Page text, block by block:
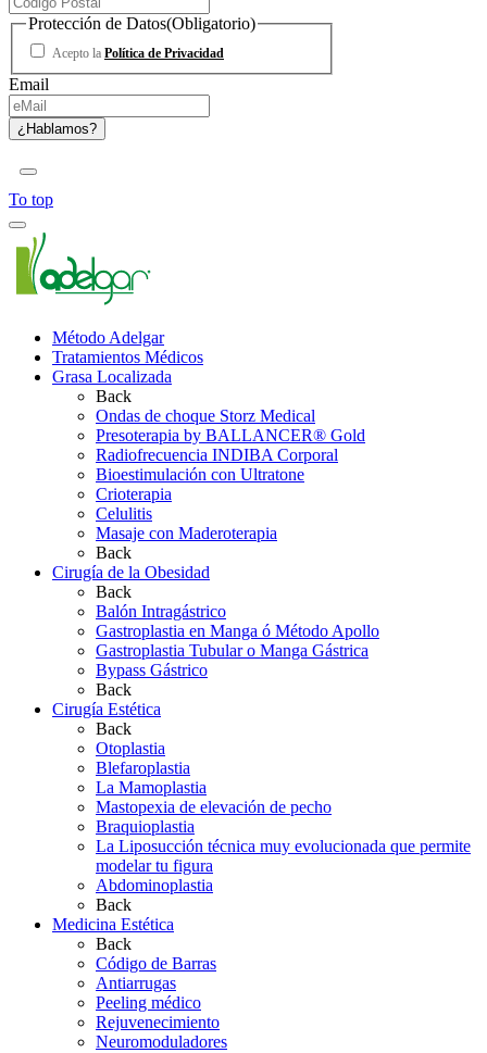
Protección de Datos(Obligatorio)
Acepto la Política de Privacidad
Email
To top
Método Adelgar
Tratamientos Médicos
Grasa Localizada
Back
Ondas de choque Storz Medical
Presoterapia by BALLANCER® Gold
Radiofrecuencia INDIBA Corporal
Bioestimulación con Ultratone
Crioterapia
Celulitis
Masaje con Maderoterapia
Back
Cirugía de la Obesidad
Back
Balón Intragástrico
Gastroplastia en Manga ó Método Apollo
Gastroplastia Tubular o Manga Gástrica
Bypass Gástrico
Back
Cirugía Estética
Back
Otoplastia
Blefaroplastia
La Mamoplastia
Mastopexia de elevación de pecho
Braquioplastia
La Liposucción técnica muy evolucionada que permite
modelar tu figura
Abdominoplastia
Back
Medicina Estética
Back
Código de Barras
Antiarrugas
Peeling médico
Rejuvenecimiento
Neuromoduladores